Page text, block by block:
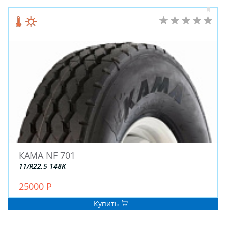
КАМА NF 701
11/R22,5 148K
25000 Р
Купить